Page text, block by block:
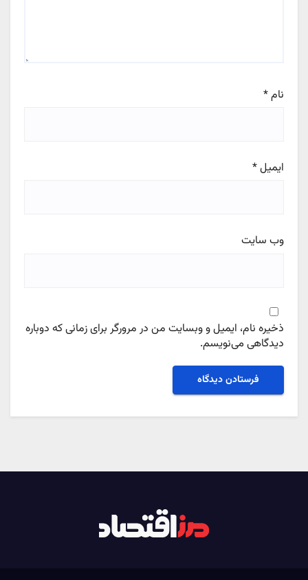
نام*
ایمیل*
وب‌ سایت
ذخیره نام، ایمیل و وبسایت من در مرورگر برای زمانی که دوباره
دیدگاهی می‌نویسم.